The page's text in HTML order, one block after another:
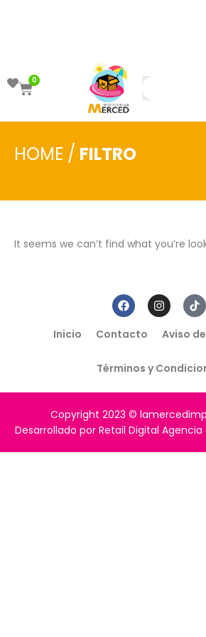
0
HOME / FILTRO
It seems we can’t find what you’re
Inicio Contacto Aviso
Términos y
Copyright 2023 ©
Desarrollado por Retail Digital